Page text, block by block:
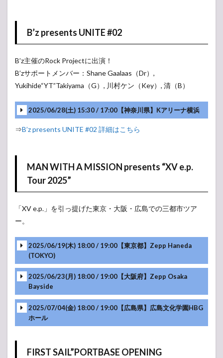
B’z presents UNITE #02
B’z主催のRock Projectに出演！
B’zサポートメンバー：Shane Gaalaas（Dr）,
Yukihide“YT”Takiyama（G）, 川村ケン（Key）, 清（B）
2025/06/28(土) 15:30 / 17:00【神奈川県】Kアリーナ横浜
-アンコール-
松本孝弘 登場
⇒B’z presents UNITE #02 詳細はこちら
MAN WITH A MISSION presents “XV e.p.
Tour 2025”
「XV e.p.」を引っ提げた東京・大阪・広島での三都市ツア
ー。
2025/06/19(木) 18:00 / 19:00【東京都】Zepp Haneda
(TOKYO)
2025/06/23(月) 18:00 / 19:00【大阪府】Zepp Osaka
Bayside
2025/07/04(金) 18:00 / 19:00【広島県】広島文化学園HBG
ホール
FIRST SAIL”PORTBASE OPENING